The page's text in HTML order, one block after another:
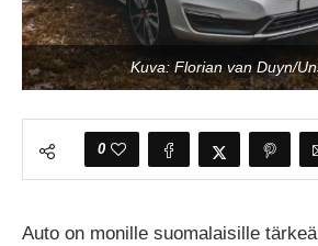
Kuva: Florian van Duyn/
0
Auto on monille suomalaisille